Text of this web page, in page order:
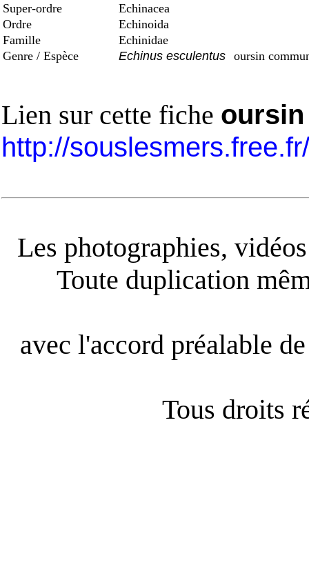
Super-ordre
Echinacea
Ordre
Echinoida
Famille
Echinidae
Genre / Espèce
Echinus esculentus oursin
Lien sur cette fiche
http://
Les photographies,
Toute duplication
avec l'accord préalable
Tous droits